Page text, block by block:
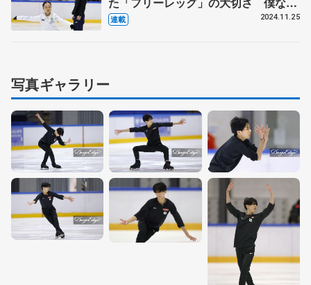
のアドバイスで、これからもお手伝い
連載 2024.11.25
写真ギャラリー